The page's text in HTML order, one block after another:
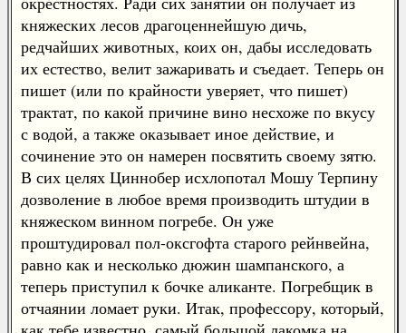
княжеских лесов драгоценнейшую дичь,
редчайших животных, коих он, дабы исследовать
их естество, велит зажаривать и съедает. Теперь он
пишет (или по крайности уверяет, что пишет)
трактат, по какой причине вино несхоже по вкусу
с водой, а также оказывает иное действие, и
сочинение это он намерен посвятить своему зятю.
В сих целях Циннобер исхлопотал Мошу Терпину
дозволение в любое время производить штудии в
княжеском винном погребе. Он уже
проштудировал пол-оксгофта старого рейнвейна,
равно как и несколько дюжин шампанского, а
теперь приступил к бочке аликанте. Погребщик в
отчаянии ломает руки. Итак, профессору, который,